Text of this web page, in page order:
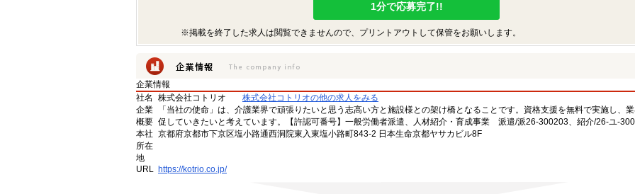
1分で応募完了!!
※掲載を終了した求人は閲覧できませんので、プリントアウトして保管をお願いします。
企業情報
社名
株式会社コトリオ
株式会社コトリオの他の求人をみる
企業
概要
「当社の使命」は、介護業界で頑張りたいと思う志高い方と施設様との架け橋となることです。資格支援を無料で実施し、
促していきたいと考えています。【許認可番号】一般労働者派遣、人材紹介・育成事業 派遣/派26-300203、紹介/26-ユ-
本社
所在
地
京都府京都市下京区塩小路通西洞院東入東塩小路町843-2 日本生命京都ヤサカビル8F
URL https://kotrio.co.jp/